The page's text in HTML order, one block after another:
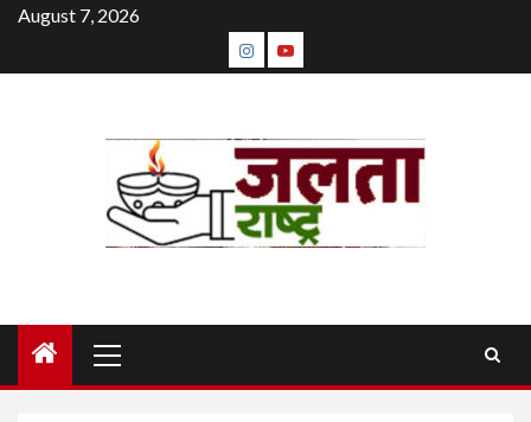
Skip
content
August 7, 2026
instagram
youtube
Menu